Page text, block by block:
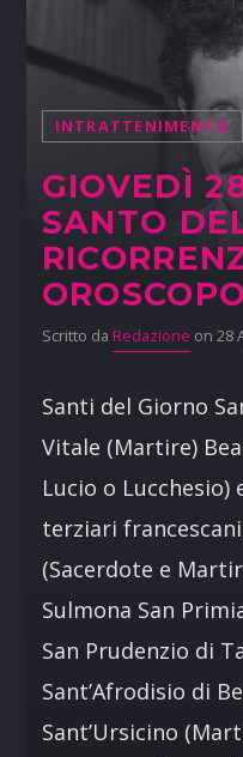
INTRATTENIMENTO
GIOVEDÌ
SANTO
Scritto da Redazione on 28
Santi del Giorno
Vitale (Martire)
Lucio o Lucchesio)
terziari
(Sacerdote e
Sulmona San
San Prudenzio di
Sant’Afrodisio di
Sant’Ursicino